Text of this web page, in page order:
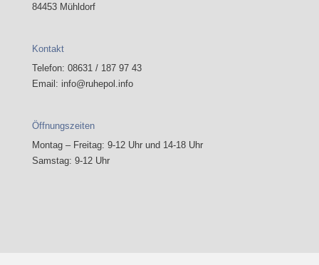
84453 Mühldorf
Kontakt
Telefon: 08631 / 187 97 43
Email: info@ruhepol.info
Öffnungszeiten
Montag – Freitag: 9-12 Uhr und 14-18 Uhr
Samstag: 9-12 Uhr